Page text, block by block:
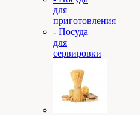
для
приготовления
- Посуда
для
сервировки